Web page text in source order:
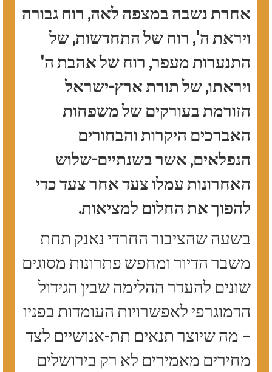
אחרת נשבה במצפה לאה, רוח גבורה
ויראת ה', רוח של התחדשות, של
התנערות מעפר, רוח של אהבת ה'
ויראתו, של תורת ארץ-ישראל
הזורמת בעורקים של משפחות
האברכים היקרות והבחורים
הנפלאים, אשר בשנתיים-שלוש
האחרונות עמלו צעד אחר צעד כדי
להפוך את החלום למציאות.
בשעה שהציבור החרדי נאנק תחת
משבר הדיור ומחפש פתרונות מסוגים
שונים להעדר ההלימה שבין הגידול
הדמוגרפי לאפשרויות העומדות בפניו
– מה שיוצר תנאים תת-אנושיים לצד
מחירים מאמירים לא רק בירושלים